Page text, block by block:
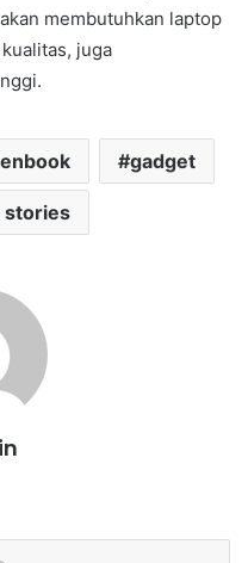
membutuhkan laptop
juga
gadget
stories
te